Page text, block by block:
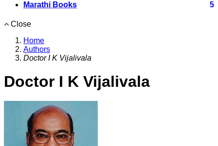
Marathi Books 5
Close
Home
Authors
Doctor I K Vijalivala
Doctor I K Vijalivala